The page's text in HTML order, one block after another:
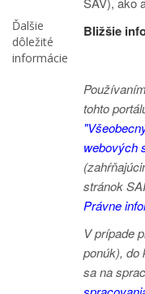
Ďalšie
dôležité
informácie
Bližšie
tohto
webových
stránok
Právne
V prípade
ponúk), do
sa na